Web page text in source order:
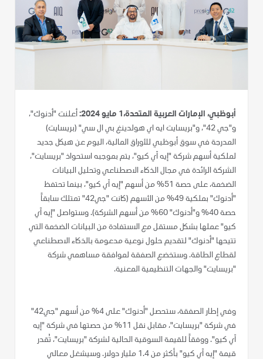
أبوظبي، الإمارات العربية المتحدة،1 مايو 2024:
أعلنت "أدنوك"،
و"جي 42"، و"بريسايت ايه اي هولدينغ بي ال سي" (بريسايت)
المدرجة في سوق أبوظبي للأوراق المالية، اليوم عن هيكل جديد
لملكية أسهم شركة "إيه آي كيو"، يتم بموجبه استحواذ "بريسايت"،
الشركة الرائدة في مجال الذكاء الاصطناعي وتحليل البيانات
الضخمة، على حصة 51% من أسهم "إيه آي كيو"، بينما تحتفظ
"أدنوك" بملكية 49% من الأسهم (كانت "جي42" تمتلك سابقاً
حصة 40% و"أدنوك" 60% من أسهم الشركة). وستواصل "إيه آي
كيو" عملها بشكل مستقل مع الاستفادة من البيانات الضخمة التي
تتيحها "أدنوك" لتقديم حلول نوعية مدعومة بالذكاء الاصطناعي
لقطاع الطاقة. وستخضع الصفقة لموافقة مساهمي شركة
"بريسايت" والجهات التنظيمية المعنية.
وفي إطار الصفقة، ستحصل "أدنوك" على 4% من أسهم "جي42"
في شركة "بريسايت"، مقابل نقل 11% من حصتها في شركة "إيه
آي كيو". ووفقاً للقيمة السوقية الحالية لشركة "بريسايت"، تُقدر
قيمة "إيه آي كيو" بأكثر من 1.4 مليار دولار. وسيشغل معالي